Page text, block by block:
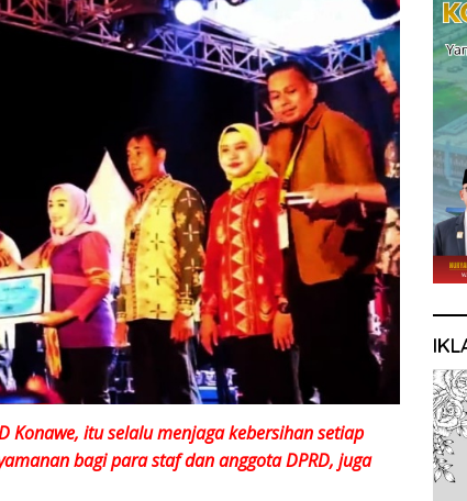
Konawe, itu selalu menjaga kebersihan setiap
bagi para staf dan anggota DPRD, juga